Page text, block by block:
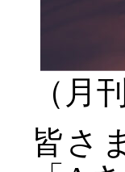
（月
皆さ